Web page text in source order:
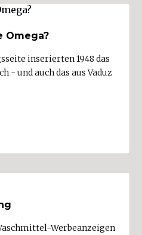
Omega?
inserierten 1948 das
- und auch das aus Vaduz
Werbeanzeigen